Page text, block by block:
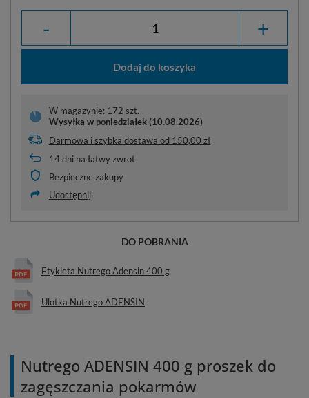
- +
Dodaj do koszyka
W magazynie: 172 szt.
Wysyłka w poniedziałek (10.08.2026)
Darmowa i szybka dostawa od 150,00 zł
14dni na łatwy zwrot
Bezpieczne zakupy
Udostępnij
DO POBRANIA
Etykieta Nutrego Adensin 400 g
Ulotka Nutrego ADENSIN
Nutrego ADENSIN 400 g proszek do
zagęszczania pokarmów